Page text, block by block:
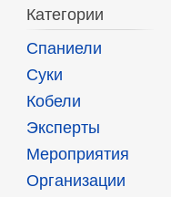
Категории
Спаниели
Суки
Кобели
Эксперты
Мероприятия
Организации